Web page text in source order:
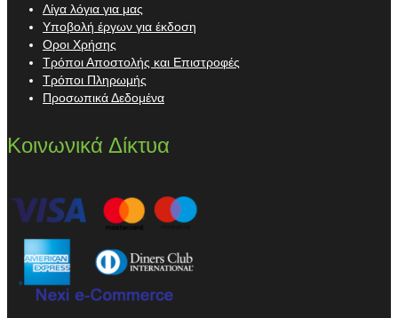
Λίγα λόγια για μας
Υποβολή έργων για έκδοση
Οροι Χρήσης
Τρόποι Αποστολής και Επιστροφές
Τρόποι Πληρωμής
Προσωπικά Δεδομένα
Κοινωνικά Δίκτυα